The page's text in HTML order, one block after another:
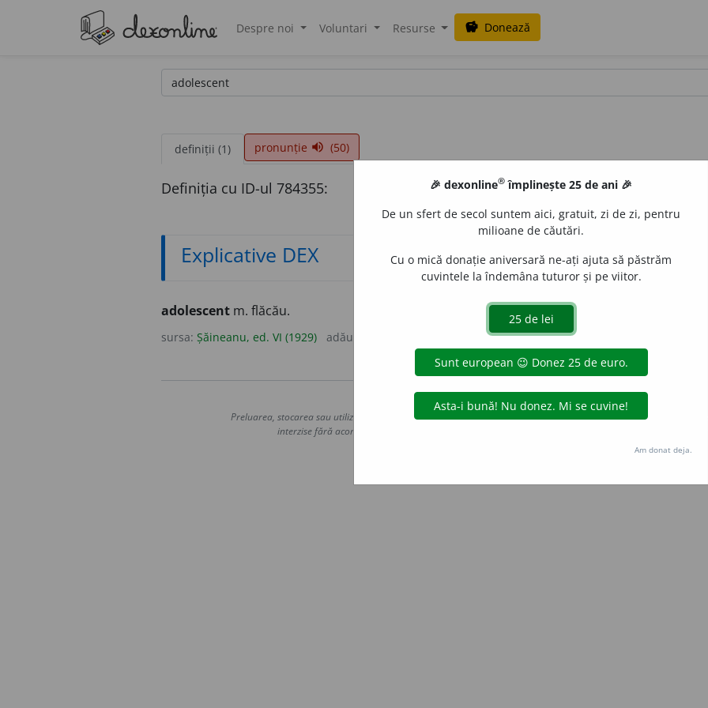
Despre noi Voluntari Resurse savings Donează
definiții (1) pronunție volume_up (50)
Definiția cu ID-ul 784355:
Explicative DEX
adolescent m. flăcău.
sursa: Șăineanu, ed. VI (1929) adăugată de acțiuni
Copyright © 2004-2026 dexonline (https://dexonline.ro)
Preluarea, stocarea sau utilizarea datelor de pe acest site, inclusiv prin orice metode de extragere automată
interzise fără acordul nostru prealabil scris, cu excepția seturilor de date oferite oficial spre utilizare
Hosterion
🎉 dexonline® împlinește 25 de ani 🎉
De un sfert de secol suntem aici, gratuit, zi de zi, pentru
milioane de căutări.
Cu o mică donație aniversară ne-ați ajuta să păstrăm
cuvintele la îndemâna tuturor și pe viitor.
Am donat deja.